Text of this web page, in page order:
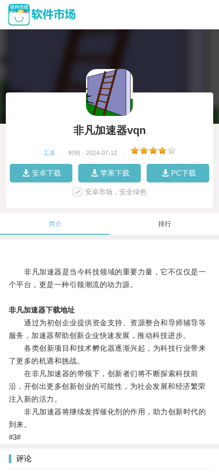
非凡加速器vqn
工具 时间：2024-07-12
安卓下载 苹果下载 PC下载
安卓市场，安全绿色
简介 排行
非凡加速器是当今科技领域的重要力量，它不仅仅是一
个平台，更是一种引领潮流的动力源。
非凡加速器下载地址
通过为初创企业提供资金支持、资源整合和导师辅导等
服务，加速器帮助创新企业快速发展，推动科技进步。
各类创新项目和技术孵化器逐渐兴起，为科技行业带来
了更多的机遇和挑战。
在非凡加速器的带领下，创新者们将不断探索科技前
沿，开创出更多创新创业的可能性，为社会发展和经济繁荣
注入新的活力。
非凡加速器将继续发挥催化剂的作用，助力创新时代的
到来。
#3#
评论